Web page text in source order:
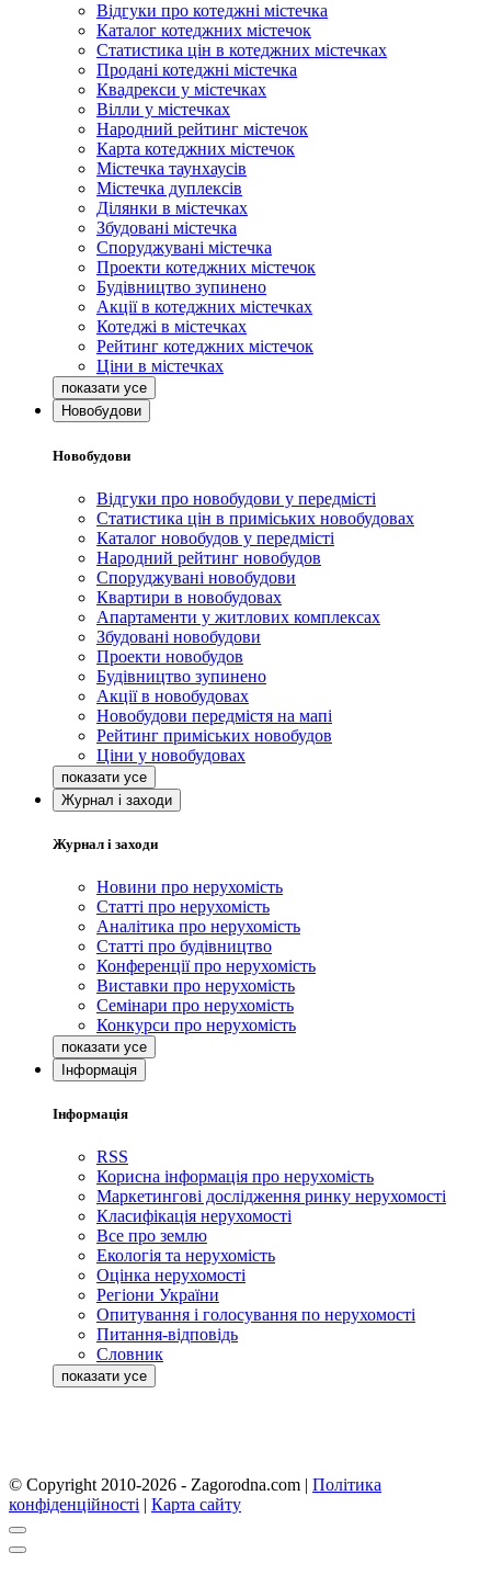
Відгуки про котеджні містечка
Каталог котеджних містечок
Статистика цін в котеджних містечках
Продані котеджні містечка
Квадрекси у містечках
Вілли у містечках
Народний рейтинг містечок
Карта котеджних містечок
Містечка таунхаусів
Містечка дуплексів
Ділянки в містечках
Збудовані містечка
Споруджувані містечка
Проекти котеджних містечок
Будівництво зупинено
Акції в котеджних містечках
Котеджі в містечках
Рейтинг котеджних містечок
Ціни в містечках
Новобудови
Новобудови
Відгуки про новобудови у передмісті
Статистика цін в приміських новобудовах
Каталог новобудов у передмісті
Народний рейтинг новобудов
Споруджувані новобудови
Квартири в новобудовах
Апартаменти у житлових комплексах
Збудовані новобудови
Проекти новобудов
Будівництво зупинено
Акції в новобудовах
Новобудови передмістя на мапі
Рейтинг приміських новобудов
Ціни у новобудовах
Журнал і заходи
Журнал і заходи
Новини про нерухомість
Статті про нерухомість
Аналітика про нерухомість
Статті про будівництво
Конференції про нерухомість
Виставки про нерухомість
Семінари про нерухомість
Конкурси про нерухомість
Інформація
Інформація
RSS
Корисна інформація про нерухомість
Маркетингові дослідження ринку нерухомості
Класифікація нерухомості
Все про землю
Екологія та нерухомість
Оцінка нерухомості
Регіони України
Опитування і голосування по нерухомості
Питання-відповідь
Словник
© Copyright 2010-2026 - Zagorodna.com | Політика
конфіденційності | Карта сайту